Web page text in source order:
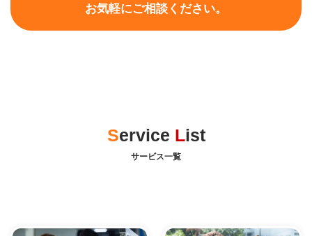
お気軽にご相談ください。
Service List
サービス一覧